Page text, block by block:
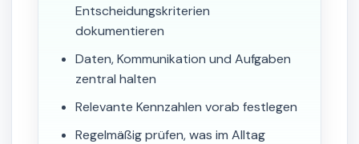
Entscheidungskriterien
dokumentieren
Daten, Kommunikation und Aufgaben
zentral halten
Relevante Kennzahlen vorab festlegen
Regelmäßig prüfen, was im Alltag